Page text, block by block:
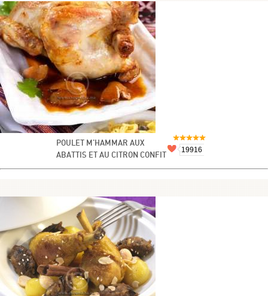
POULET M'HAMMAR AUX
ABATTIS ET AU CITRON CONFIT
19916